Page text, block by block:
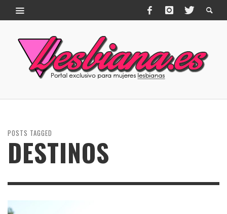
POSTS TAGGED
DESTINOS